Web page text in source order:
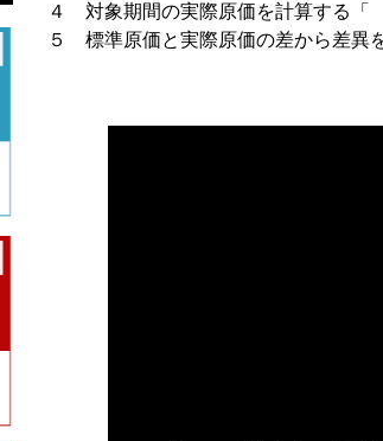
４ 対象期間の実際原価を計算する「
５ 標準原価と実際原価の差から差異